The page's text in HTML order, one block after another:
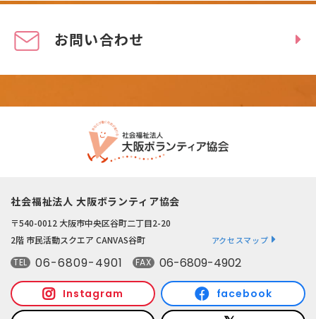
お問い合わせ
社会福祉法人 大阪ボランティア協会
〒540-0012 大阪市中央区谷町二丁目2-20
2階 市民活動スクエア CANVAS谷町
アクセスマップ
TEL 06-6809-4901 FAX 06-6809-4902
Instagram facebook